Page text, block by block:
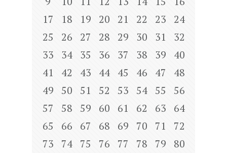
17
18 19 20 21 22 23
24
25
26 27 28 29 30 31
32
33
34 35 36 37 38 39
40
41
42 43 44 45 46 47
48
49
50 51 52 53 54 55
56
57
58 59 60 61 62 63
64
65
66 67 68 69 70 71
72
73
74 75 76 77 78 79
80